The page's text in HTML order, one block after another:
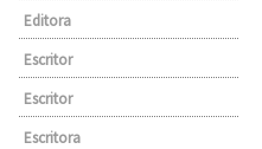
Editora
Escritor
Escritor
Escritora